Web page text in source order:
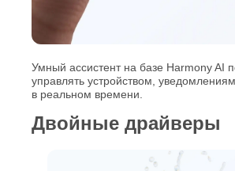
Умный ассистент на базе Harmony AI
управлять устройством,
в реальном времени.
Двойные драйверы